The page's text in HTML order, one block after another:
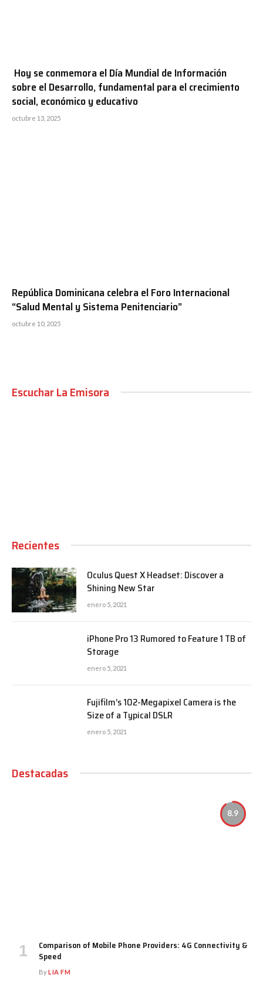
Hoy se conmemora el Día Mundial de Información
sobre el Desarrollo, fundamental para el crecimiento
social, económico y educativo
octubre 13, 2025
República Dominicana celebra el Foro Internacional
“Salud Mental y Sistema Penitenciario”
octubre 10, 2025
Escuchar La Emisora
Recientes
Oculus Quest X Headset: Discover a
Shining New Star
enero 5, 2021
iPhone Pro 13 Rumored to Feature 1 TB of
Storage
enero 5, 2021
Fujifilm’s 102-Megapixel Camera is the
Size of a Typical DSLR
enero 5, 2021
Destacadas
8.9
Comparison of Mobile Phone Providers: 4G Connectivity &
Speed
ByLIA FM